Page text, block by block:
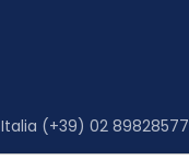
Italia (+39) 02 89828577